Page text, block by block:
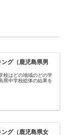
グ（鹿児島県男
校はどの地域のどの学
県中学校総体の結果を
グ（鹿児島県女